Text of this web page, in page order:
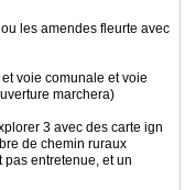
les amendes fleurte avec
voie comunale et voie
marchera)
3 avec des carte ign
de chemin ruraux
entretenue, et un